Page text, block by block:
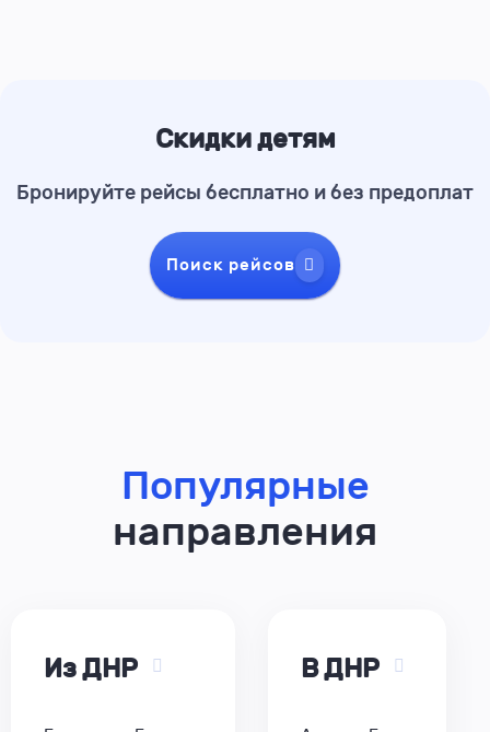
Скидки детям
Бронируйте рейсы бесплатно и без предоплат
Поиск рейсов
Популярные
направления
Из ДНР В ДНР